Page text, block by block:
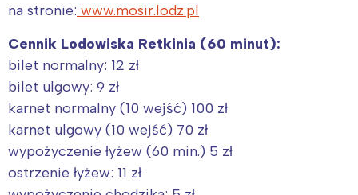
na stronie: www.mosir.lodz.pl
Cennik Lodowiska Retkinia (60 minut):
bilet normalny: 12 zł
bilet ulgowy: 9 zł
karnet normalny (10 wejść) 100 zł
karnet ulgowy (10 wejść) 70 zł
wypożyczenie łyżew (60 min.) 5 zł
ostrzenie łyżew: 11 zł
Interesują mnie wydarzenia z
tego regionu: